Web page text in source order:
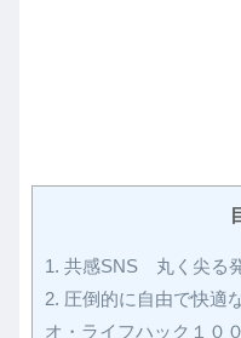
1. 共感SNS 丸く尖る
2. 圧倒的に自由で快適
オ・ライフハック１００